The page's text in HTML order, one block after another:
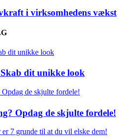
i virksomhedens vækst
dit unikke look
Opdag de skjulte fordele!